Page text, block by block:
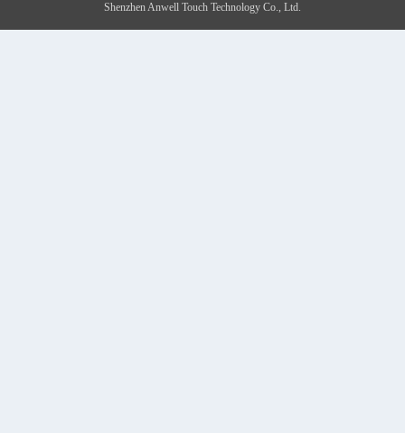
Shenzhen Anwell Touch Technology Co., Ltd.